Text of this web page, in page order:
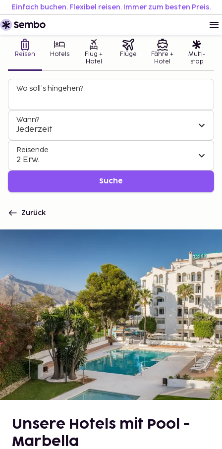
Einfach buchen. Flexibel reisen. Immer zum besten Preis.
Reisen Hotels
Flug +
Hotel
Flüge
Fähre +
Hotel
Multi-
stop
Wo soll’s hingehen?
Wann?
Jederzeit
Reisende
2 Erw.
Suche
Zurück
Unsere Hotels mit Pool -
Marbella